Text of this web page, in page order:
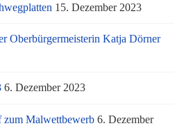
15. Dezember 2023
Oberbürgermeisterin Katja Dörner
6. Dezember 2023
Malwettbewerb 6. Dezember